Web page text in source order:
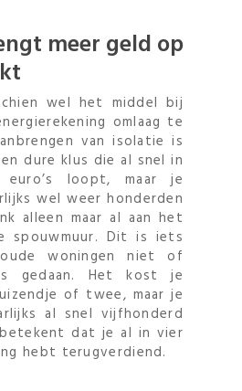
meer geld op
wel het middel bij
omlaag te
van isolatie is
dure klus die al snel in
euro’s loopt, maar je
wel weer honderden
alleen maar al aan het
spouwmuur. Dit is iets
woningen niet of
gedaan. Het kost je
of twee, maar je
al snel vijfhonderd
dat je al in vier
hebt terugverdiend.